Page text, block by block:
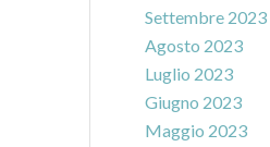
Settembre 2023
Agosto 2023
Luglio 2023
Giugno 2023
Maggio 2023